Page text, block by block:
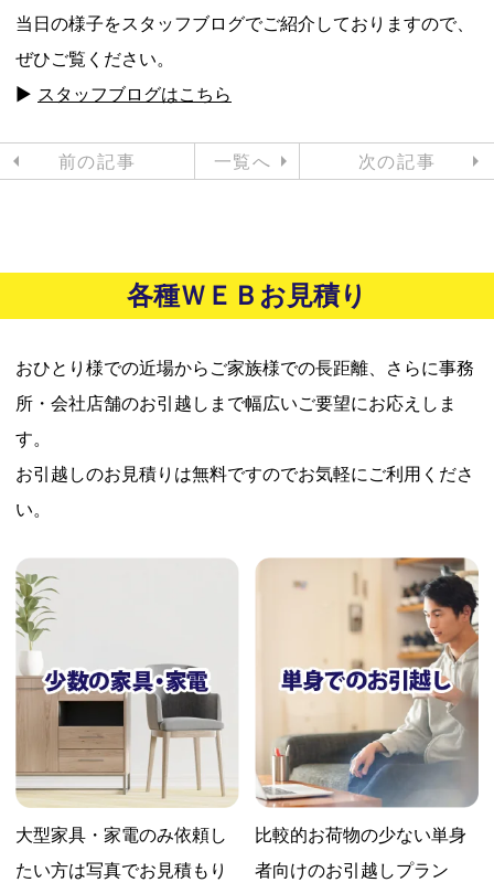
当日の様子をスタッフブログでご紹介しておりますので、
ぜひご覧ください。
▶ スタッフブログはこちら
前の記事 一覧へ 次の記事
各種ＷＥＢお見積り
おひとり様での近場からご家族様での長距離、さらに事務
所・会社店舗のお引越しまで幅広いご要望にお応えしま
す。
お引越しのお見積りは無料ですのでお気軽にご利用くださ
い。
大型家具・家電のみ依頼し
たい方は写真でお見積もり
比較的お荷物の少ない単身
者向けのお引越しプラン